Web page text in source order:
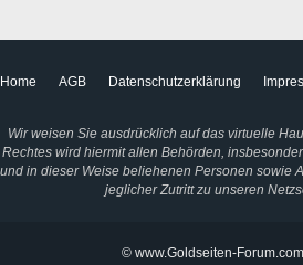
Home AGB Datenschutzerklärung
Wir weisen Sie ausdrücklich auf das virtuelle
Rechtes wird hiermit allen Behörden,
und in dieser Weise beliehenen Personen sowie
jeglicher Zutritt zu unseren
© www.Goldseiten-